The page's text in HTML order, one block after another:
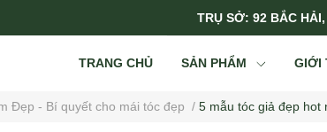
TRỤ SỞ: 92 BẮC
TRANG CHỦ SẢN PHẨM GIỚI
Đẹp - Bí quyết cho mái tóc đẹp / 5 mẫu tóc giả đẹp hot